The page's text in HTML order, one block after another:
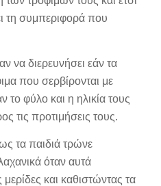
τη συμπεριφορά που
να διερευνήσει εάν τα
που σερβίρονται με
το φύλο και η ηλικία τους
τις προτιμήσεις τους.
τα παιδιά τρώνε
όταν αυτά
και καθιστώντας τα